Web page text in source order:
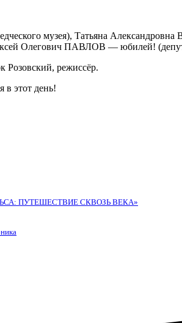
музея), Татьяна
Олегович ПАВЛОВ — юбилей!
Розовский, режиссёр.
в этот день!
ПУТЕШЕСТВИЕ СКВОЗЬ ВЕКА»